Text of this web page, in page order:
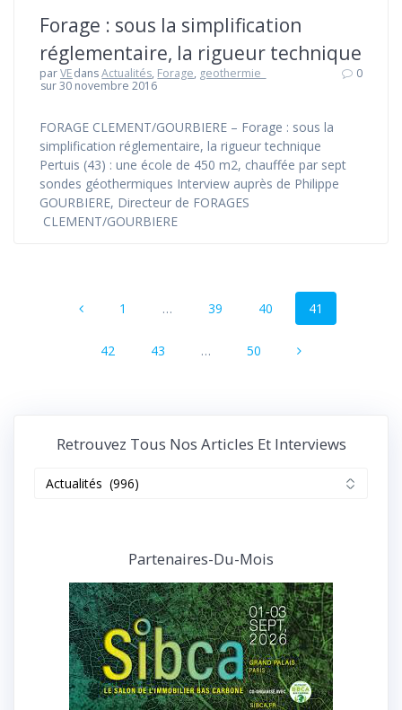
Forage : sous la simplification
réglementaire, la rigueur technique
parVEdansActualités, Forage, geothermie_
sur 30 novembre 2016
0
FORAGE CLEMENT/GOURBIERE – Forage : sous la
simplification réglementaire, la rigueur technique
Pertuis (43) : une école de 450 m2, chauffée par sept
sondes géothermiques Interview auprès de Philippe
GOURBIERE, Directeur de FORAGES
CLEMENT/GOURBIERE
articles
Page
1 … Page
39 Page
40 Page
41
Page
42 Page
43 … Page
50
Retrouvez Tous Nos Articles Et Interviews
interviews
Partenaires-Du-Mois